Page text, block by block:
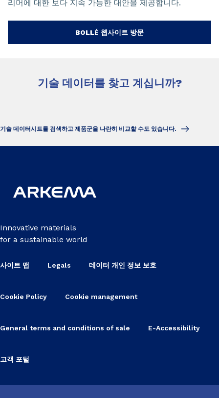
리머에 대한 보다 지속 가능한 대안을 제공합니다.
BOLLÉ 웹사이트 방문
기술 데이터를 찾고 계십니까?
기술 데이터시트를 검색하고 제품군을 나란히 비교할 수도 있습니다.
Innovative materials
for a sustainable world
사이트 맵 Legals 데이터 개인 정보 보호
Cookie Policy Cookie management
General terms and conditions of sale E-Accessibility
고객 포털